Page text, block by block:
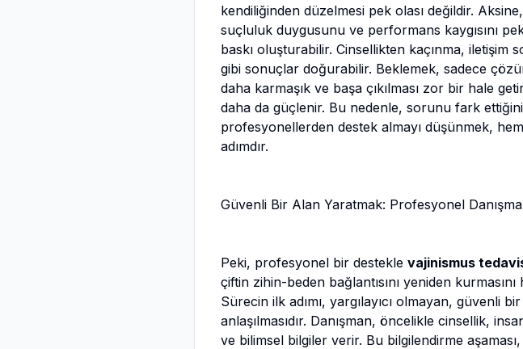
kendiliğinden düzelmesi pek olası değildir.
suçluluk duygusunu ve performans kaygısını
baskı oluşturabilir. Cinsellikten kaçınma, iletişim
gibi sonuçlar doğurabilir. Beklemek, sadece
daha karmaşık ve başa çıkılması zor bir hale
daha da güçlenir. Bu nedenle, sorunu fark
profesyonellerden destek almayı düşünmek,
adımdır.
Güvenli Bir Alan Yaratmak: Profesyonel
Peki, profesyonel bir destekle vajinismus
çiftin zihin-beden bağlantısını yeniden kurmasını
Sürecin ilk adımı, yargılayıcı olmayan, güvenli
anlaşılmasıdır. Danışman, öncelikle cinsellik,
ve bilimsel bilgiler verir. Bu bilgilendirme